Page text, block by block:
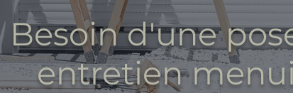
Besoin d'une
entretien